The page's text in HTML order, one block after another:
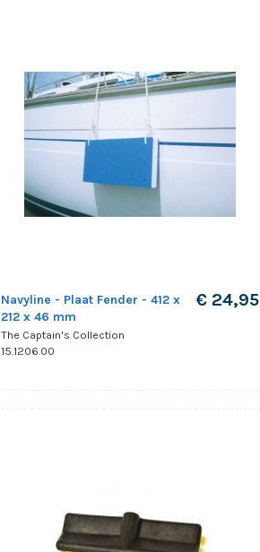
Navyline - Plaat Fender - 412 x
212 x 46 mm
The Captain's Collection
15.1206.00
€ 24,95